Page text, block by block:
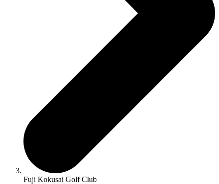
Fuji Kokusai Golf Club